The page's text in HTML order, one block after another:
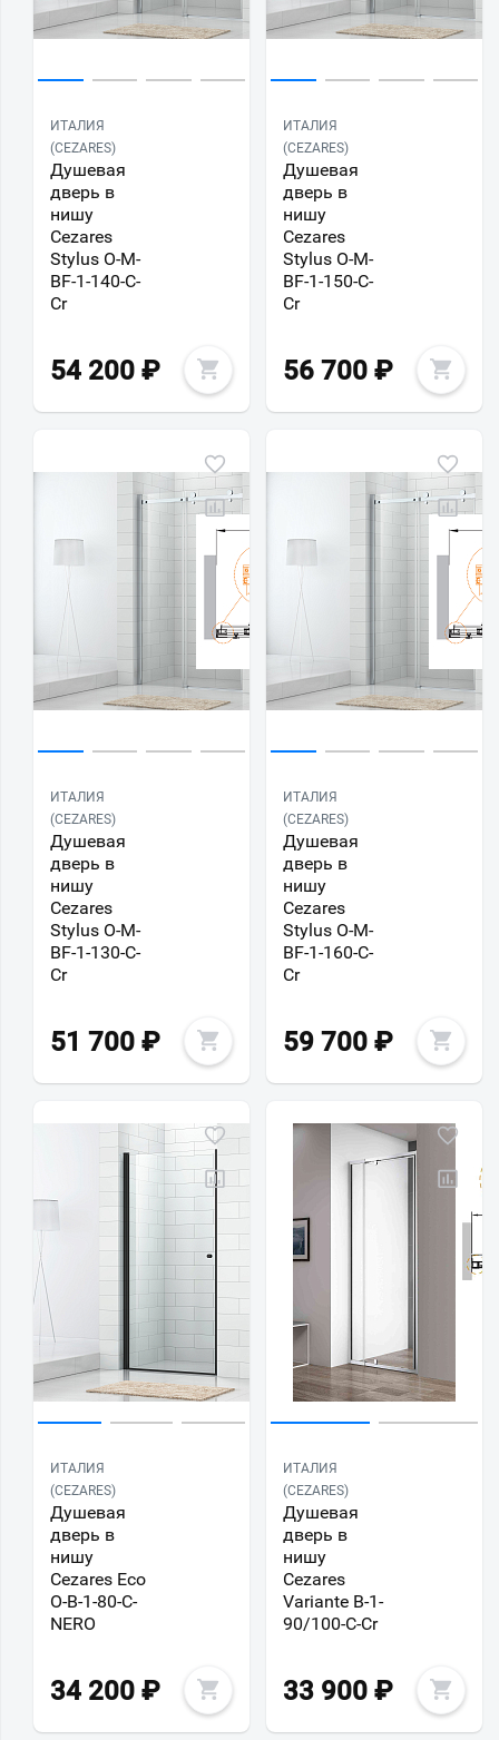
ИТАЛИЯ
(CEZARES)
Душевая
дверь в
нишу
Cezares
Stylus O-M-
BF-1-140-C-
Cr
54 200 ₽
ИТАЛИЯ
(CEZARES)
Душевая
дверь в
нишу
Cezares
Stylus O-M-
BF-1-150-C-
Cr
56 700 ₽
ИТАЛИЯ
(CEZARES)
Душевая
дверь в
нишу
Cezares
Stylus O-M-
BF-1-130-C-
Cr
51 700 ₽
ИТАЛИЯ
(CEZARES)
Душевая
дверь в
нишу
Cezares
Stylus O-M-
BF-1-160-C-
Cr
59 700 ₽
ИТАЛИЯ
(CEZARES)
Душевая
дверь в
нишу
Cezares Eco
O-B-1-80-C-
NERO
34 200 ₽
ИТАЛИЯ
(CEZARES)
Душевая
дверь в
нишу
Cezares
Variante B-1-
90/100-C-Cr
33 900 ₽